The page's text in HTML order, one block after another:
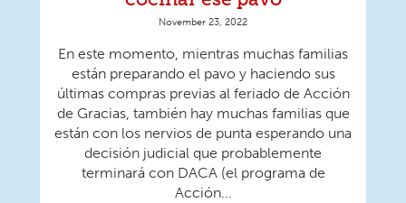
November 23, 2022
En este momento, mientras muchas familias
están preparando el pavo y haciendo sus
últimas compras previas al feriado de Acción
de Gracias, también hay muchas familias que
están con los nervios de punta esperando una
decisión judicial que probablemente
terminará con DACA (el programa de
Acción...